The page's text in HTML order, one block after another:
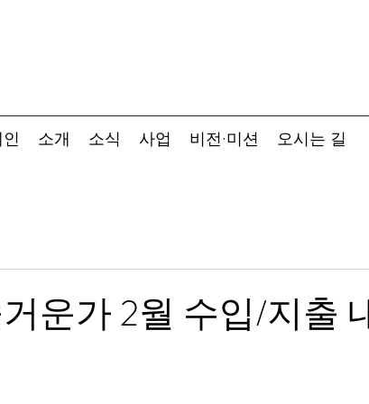
소개 소식 사업 비전·미션 오시는 길
운가 2월 수입/지출